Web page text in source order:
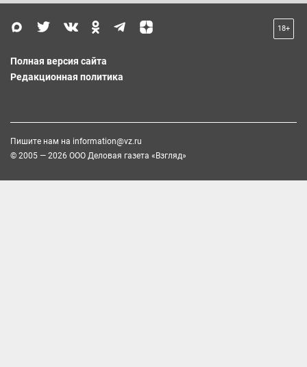
18+
Полная версия сайта
Редакционная политика
Пишите нам на information@vz.ru
© 2005 — 2026 ООО Деловая газета «Взгляд»